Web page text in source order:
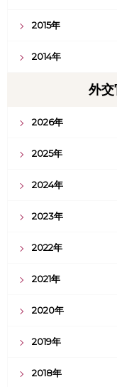
2015年
2014年
外
2026年
2025年
2024年
2023年
2022年
2021年
2020年
2019年
2018年